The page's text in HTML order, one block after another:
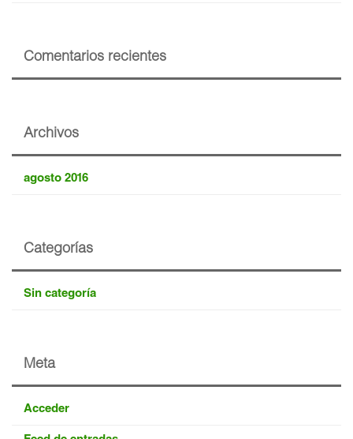
Comentarios recientes
Archivos
agosto 2016
Categorías
Sin categoría
Meta
Acceder